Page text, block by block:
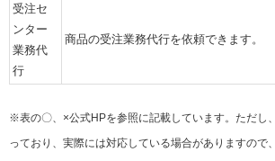
受注セ
ンター
業務代
行
商品の受注業務代行を依頼できます。
※表の〇、×公式HPを参照に記載しています。ただし
っており、実際には対応している場合がありますので